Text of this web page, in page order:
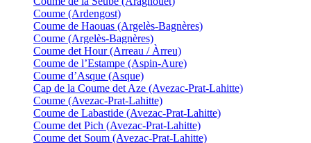
Coume (Ardengost)
Coume de Haouas (Argelès-Bagnères)
Coume (Argelès-Bagnères)
Coume det Hour (Arreau / Àrreu)
Coume de l’Estampe (Aspin-Aure)
Coume d’Asque (Asque)
Cap de la Coume det Aze (Avezac-Prat-Lahitte)
Coume (Avezac-Prat-Lahitte)
Coume de Labastide (Avezac-Prat-Lahitte)
Coume det Pich (Avezac-Prat-Lahitte)
Coume det Soum (Avezac-Prat-Lahitte)